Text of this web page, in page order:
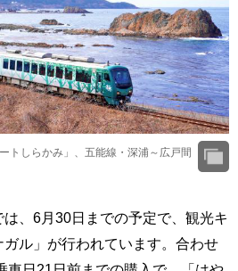
トしらかみ」、五能線・深浦～広戸間
、6月30日までの予定で、観光キ
ル」が行われています。合わせ